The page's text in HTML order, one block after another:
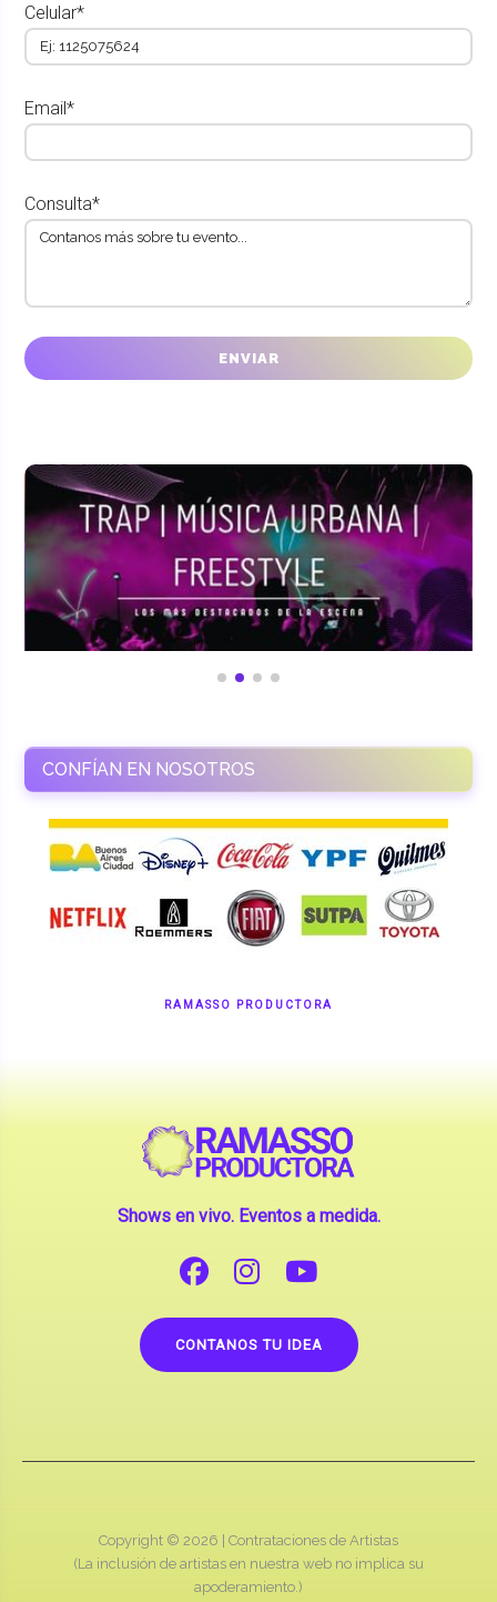
Celular*
Email*
Consulta*
CONFÍAN EN NOSOTROS
RAMASSO PRODUCTORA
Shows en vivo. Eventos a medida.
CONTANOS TU IDEA
Copyright © 2026 | Contrataciones de Artistas
(La inclusión de artistas en nuestra web no implica su
apoderamiento.)